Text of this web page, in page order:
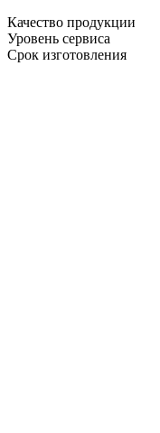
Качество продукции
Уровень сервиса
Срок изготовления